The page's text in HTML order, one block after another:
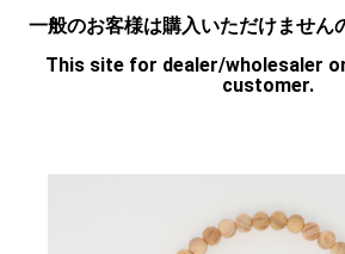
一般のお客様は購入いただけません
This site for dealer/wholesaler
customer.